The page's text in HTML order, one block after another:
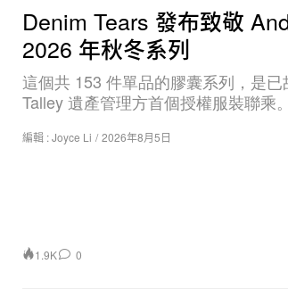
Denim Tears 發布致敬
2026 年秋冬系列
這個共 153 件單品的膠囊系列，是
Talley 遺產管理方首個授權服裝聯乘。
編輯 :Joyce Li / 2026年8月5日
1.9K 0